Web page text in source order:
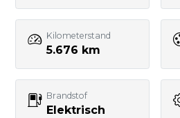
E-mailadres
Kilometerstand
5.676 km
Brandstof
Elektrisch